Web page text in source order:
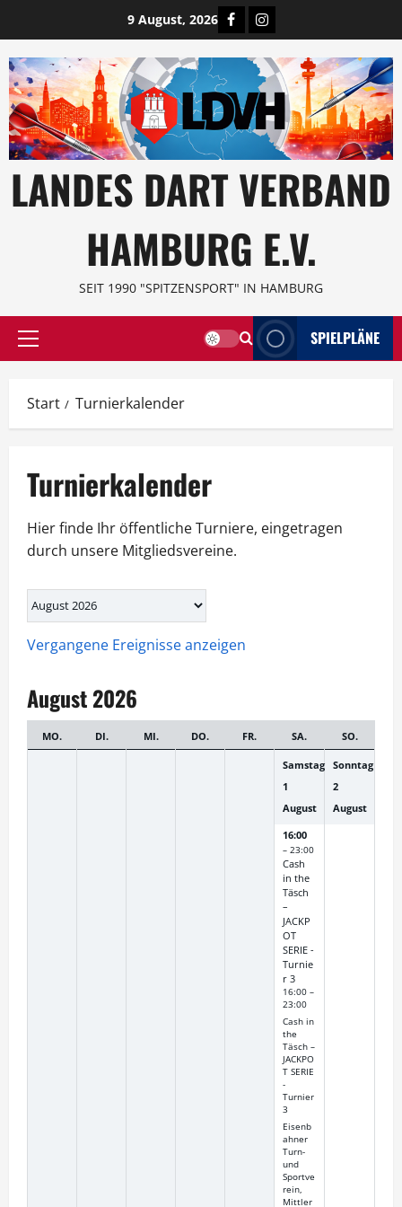
springen
9 August, 2026 FacebookInstagram
LANDES DART VERBAND
HAMBURG E.V.
SEIT 1990 "SPITZENSPORT" IN HAMBURG
Primäres
SPIELPLÄNE
Start Turnierkalender
Turnierkalender
Hier finde Ihr öffentliche Turniere, eingetragen
durch unsere Mitgliedsvereine.
Auswahl
des
Monats
Vergangene Ereignisse anzeigen
August 2026
MO. DI. MI. DO. FR. SA. SO.
Samstag
1
August
16:00
– 23:00
Cash
in the
Täsch
–
JACKP
OT
SERIE -
Turnie
r 3
16:00 –
23:00
Cash in
the
Täsch –
JACKPO
T SERIE
-
Turnier
3
Eisenb
ahner
Turn-
und
Sportve
rein,
Mittler
Sonntag
2
August